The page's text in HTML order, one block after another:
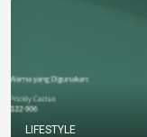
LIFESTYLE